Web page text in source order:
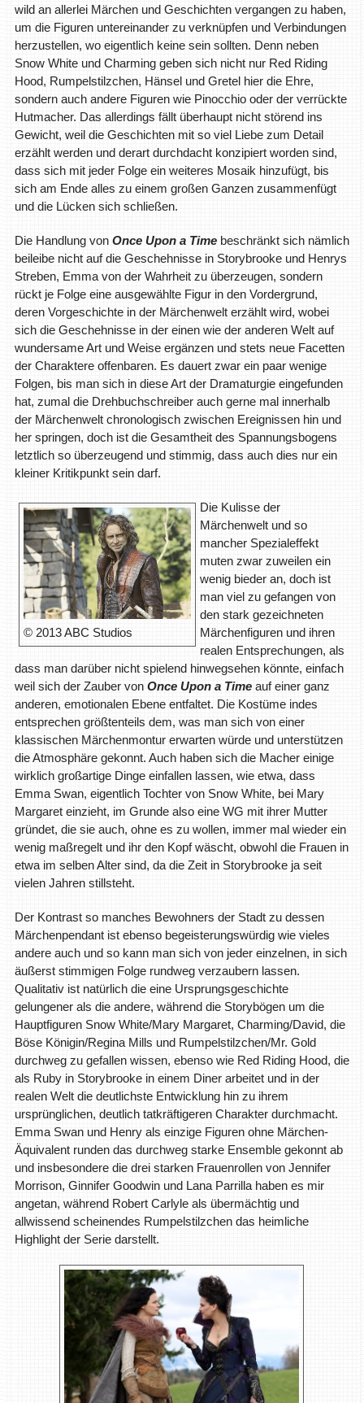
wild an allerlei Märchen und Geschichten vergangen zu haben,
um die Figuren untereinander zu verknüpfen und Verbindungen
herzustellen, wo eigentlich keine sein sollten. Denn neben
Snow White und Charming geben sich nicht nur Red Riding
Hood, Rumpelstilzchen, Hänsel und Gretel hier die Ehre,
sondern auch andere Figuren wie Pinocchio oder der verrückte
Hutmacher. Das allerdings fällt überhaupt nicht störend ins
Gewicht, weil die Geschichten mit so viel Liebe zum Detail
erzählt werden und derart durchdacht konzipiert worden sind,
dass sich mit jeder Folge ein weiteres Mosaik hinzufügt, bis
sich am Ende alles zu einem großen Ganzen zusammenfügt
und die Lücken sich schließen.
Die Handlung von Once Upon a Timebeschränkt sich nämlich
beileibe nicht auf die Geschehnisse in Storybrooke und Henrys
Streben, Emma von der Wahrheit zu überzeugen, sondern
rückt je Folge eine ausgewählte Figur in den Vordergrund,
deren Vorgeschichte in der Märchenwelt erzählt wird, wobei
sich die Geschehnisse in der einen wie der anderen Welt auf
wundersame Art und Weise ergänzen und stets neue Facetten
der Charaktere offenbaren. Es dauert zwar ein paar wenige
Folgen, bis man sich in diese Art der Dramaturgie eingefunden
hat, zumal die Drehbuchschreiber auch gerne mal innerhalb
der Märchenwelt chronologisch zwischen Ereignissen hin und
her springen, doch ist die Gesamtheit des Spannungsbogens
letztlich so überzeugend und stimmig, dass auch dies nur ein
kleiner Kritikpunkt sein darf.
© 2013 ABC Studios
Die Kulisse der
Märchenwelt und so
mancher Spezialeffekt
muten zwar zuweilen ein
wenig bieder an, doch ist
man viel zu gefangen von
den stark gezeichneten
Märchenfiguren und ihren
realen Entsprechungen, als
dass man darüber nicht spielend hinwegsehen könnte, einfach
weil sich der Zauber von Once Upon a Timeauf einer ganz
anderen, emotionalen Ebene entfaltet. Die Kostüme indes
entsprechen größtenteils dem, was man sich von einer
klassischen Märchenmontur erwarten würde und unterstützen
die Atmosphäre gekonnt. Auch haben sich die Macher einige
wirklich großartige Dinge einfallen lassen, wie etwa, dass
Emma Swan, eigentlich Tochter von Snow White, bei Mary
Margaret einzieht, im Grunde also eine WG mit ihrer Mutter
gründet, die sie auch, ohne es zu wollen, immer mal wieder ein
wenig maßregelt und ihr den Kopf wäscht, obwohl die Frauen in
etwa im selben Alter sind, da die Zeit in Storybrooke ja seit
vielen Jahren stillsteht.
Der Kontrast so manches Bewohners der Stadt zu dessen
Märchenpendant ist ebenso begeisterungswürdig wie vieles
andere auch und so kann man sich von jeder einzelnen, in sich
äußerst stimmigen Folge rundweg verzaubern lassen.
Qualitativ ist natürlich die eine Ursprungsgeschichte
gelungener als die andere, während die Storybögen um die
Hauptfiguren Snow White/Mary Margaret, Charming/David, die
Böse Königin/Regina Mills und Rumpelstilzchen/Mr. Gold
durchweg zu gefallen wissen, ebenso wie Red Riding Hood, die
als Ruby in Storybrooke in einem Diner arbeitet und in der
realen Welt die deutlichste Entwicklung hin zu ihrem
ursprünglichen, deutlich tatkräftigeren Charakter durchmacht.
Emma Swan und Henry als einzige Figuren ohne Märchen-
Äquivalent runden das durchweg starke Ensemble gekonnt ab
und insbesondere die drei starken Frauenrollen von Jennifer
Morrison, Ginnifer Goodwin und Lana Parrilla haben es mir
angetan, während Robert Carlyle als übermächtig und
allwissend scheinendes Rumpelstilzchen das heimliche
Highlight der Serie darstellt.